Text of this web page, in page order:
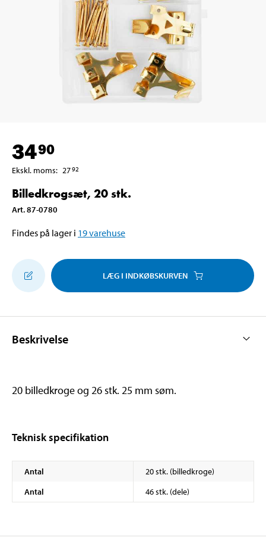
3490
Ekskl. moms: 2792
Billedkrogsæt, 20 stk.
Art.87-0780
Findes på lager i 19varehuse
LÆG I INDKØBSKURVEN
Beskrivelse
20 billedkroge og 26 stk. 25 mm søm.
Teknisk specifikation
Antal
20 stk. (billedkroge)
Antal
46 stk. (dele)